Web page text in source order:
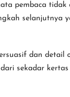
pembaca tidak
selanjutnya
dan detail
sekadar